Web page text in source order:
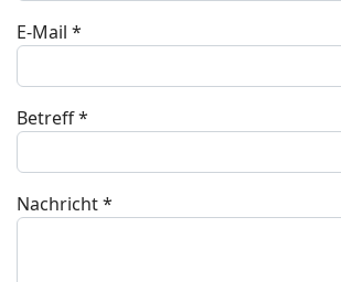
E-Mail *
Betreff*
Nachricht*